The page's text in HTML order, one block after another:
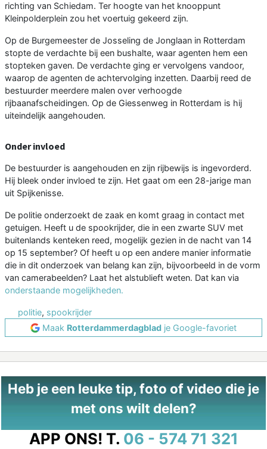
richting van Schiedam. Ter hoogte van het knooppunt
Kleinpolderplein zou het voertuig gekeerd zijn.
Op de Burgemeester de Josseling de Jonglaan in Rotterdam
stopte de verdachte bij een bushalte, waar agenten hem een
stopteken gaven. De verdachte ging er vervolgens vandoor,
waarop de agenten de achtervolging inzetten. Daarbij reed de
bestuurder meerdere malen over verhoogde
rijbaanafscheidingen. Op de Giessenweg in Rotterdam is hij
uiteindelijk aangehouden.
Onder invloed
De bestuurder is aangehouden en zijn rijbewijs is ingevorderd.
Hij bleek onder invloed te zijn. Het gaat om een 28-jarige man
uit Spijkenisse.
De politie onderzoekt de zaak en komt graag in contact met
getuigen. Heeft u de spookrijder, die in een zwarte SUV met
buitenlands kenteken reed, mogelijk gezien in de nacht van 14
op 15 september? Of heeft u op een andere manier informatie
die in dit onderzoek van belang kan zijn, bijvoorbeeld in de vorm
van camerabeelden? Laat het alstublieft weten. Dat kan via
onderstaande mogelijkheden.
politie, spookrijder
Maak Rotterdammerdagblad je Google-favoriet
Heb je een leuke tip, foto of video die je
met ons wilt delen?
APP ONS! T. 06 - 574 71 321